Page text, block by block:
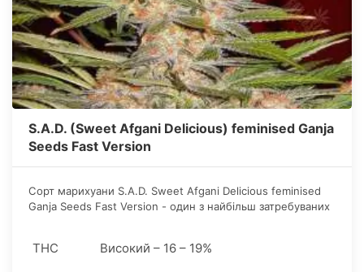
S.A.D. (Sweet Afgani Delicious) feminised Ganja
Seeds Fast Version
Сорт марихуани S.A.D. Sweet Afgani Delicious feminised
Ganja Seeds Fast Version - один з найбільш затребуваних
THC Високий – 16 – 19%